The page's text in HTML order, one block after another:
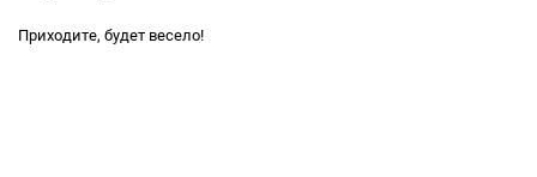
Приходите, будет весело!